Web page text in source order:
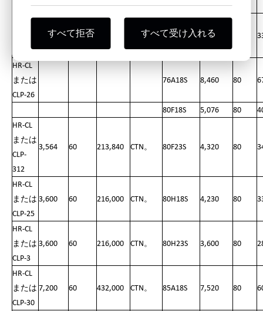
HR-CL
CLP-23
3,600 60 CTN。 74H18S 4,230
HR-CL
または
CLP-26
76A18S 8,460 80
80F18S 5,076 80
HR-CL
または
CLP-
312
3,564 60 213,840 CTN。 80F23S 4,320 80
HR-CL
または
CLP-25
3,600 60 216,000 CTN。 80H18S 4,230 80
HR-CL
または
CLP-3
3,600 60 216,000 CTN。 80H23S 3,600 80
HR-CL
または
CLP-30
7,200 60 432,000 CTN。 85A18S 7,520 80
すべて拒否 すべて受け入れる